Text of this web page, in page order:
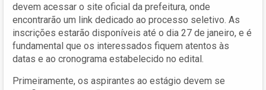
devem acessar o site oficial da prefeitura, onde
encontrarão um link dedicado ao processo seletivo. As
inscrições estarão disponíveis até o dia 27 de janeiro, e é
fundamental que os interessados fiquem atentos às
datas e ao cronograma estabelecido no edital.
Primeiramente, os aspirantes ao estágio devem se